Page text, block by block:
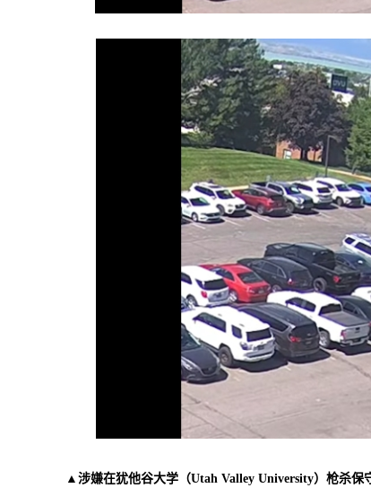
▲涉嫌在犹他谷大学（Utah Valley University）枪杀保